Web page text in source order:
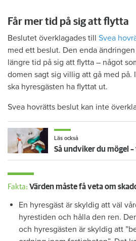
Får mer tid på sig att flytta
Beslutet överklagades till Svea
med ett beslut. Den enda
längre tid på sig att flytta – något
domen sagt sig villig att gå med på.
ska hyresgästen ha flyttat ut.
Svea hovrätts beslut kan inte
Läs också
Fakta: Värden måste få veta om
En hyresgäst är skyldig att väl
hyrestiden och hålla den ren.
och hyresgästen är skyldig att